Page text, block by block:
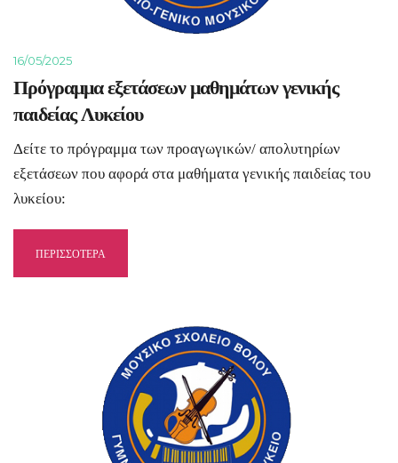
16/05/2025
Πρόγραμμα εξετάσεων μαθημάτων γενικής
παιδείας Λυκείου
Δείτε το πρόγραμμα των προαγωγικών/ απολυτηρίων
εξετάσεων που αφορά στα μαθήματα γενικής παιδείας του
λυκείου:
ΠΕΡΙΣΣΟΤΕΡΑ